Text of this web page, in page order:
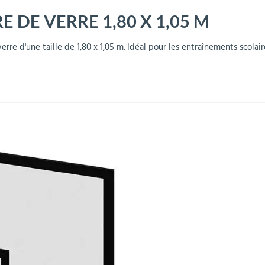
Abris fumeurs
Barrières de sécurité
parking
Miroirs de sécurité
Mobilier de bureau
Mobilier crèche et
maternelle
Plaques Loi BLANQUER
Pavoisement
DE VERRE 1,80 X 1,05 M
d'une taille de 1,80 x 1,05 m. Idéal pour les entraînements